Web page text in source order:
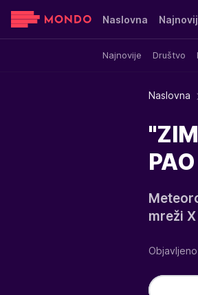
Naslovna
Najnovije Društvo
Sensa Stvar
Naslovna
mreži